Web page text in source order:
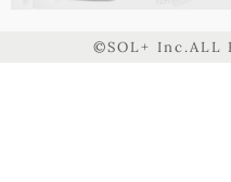
©SOL+ Inc.ALL